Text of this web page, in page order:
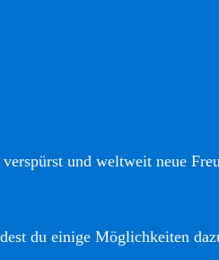
und weltweit neue
du einige Möglichkeiten